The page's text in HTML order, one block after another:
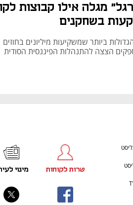
מגלה אילו קבוצות
בשחקנים
ביותר שמשקיעות מיליונים בחוזים
הצצה להתנהלות הפיננסית הסודית
שרות לקוחות מינוי